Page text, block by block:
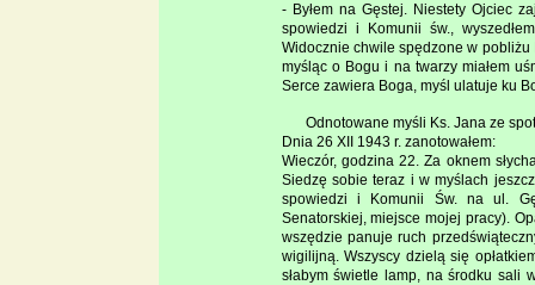
- Byłem na Gęstej. Niestety Ojciec
spowiedzi i Komunii św.,
Widocznie chwile spędzone w pobliżu
myśląc o Bogu i na twarzy miałem
Serce zawiera Boga, myśl ulatuje ku
Odnotowane myśli Ks. Jana ze
Dnia 26 XII 1943 r. zanotowałem:
Wieczór, godzina 22. Za oknem
Siedzę sobie teraz i w myślach
spowiedzi i Komunii Św. na ul.
Senatorskiej, miejsce mojej pracy).
wszędzie panuje ruch
wigilijną. Wszyscy dzielą się
słabym świetle lamp, na środku sali